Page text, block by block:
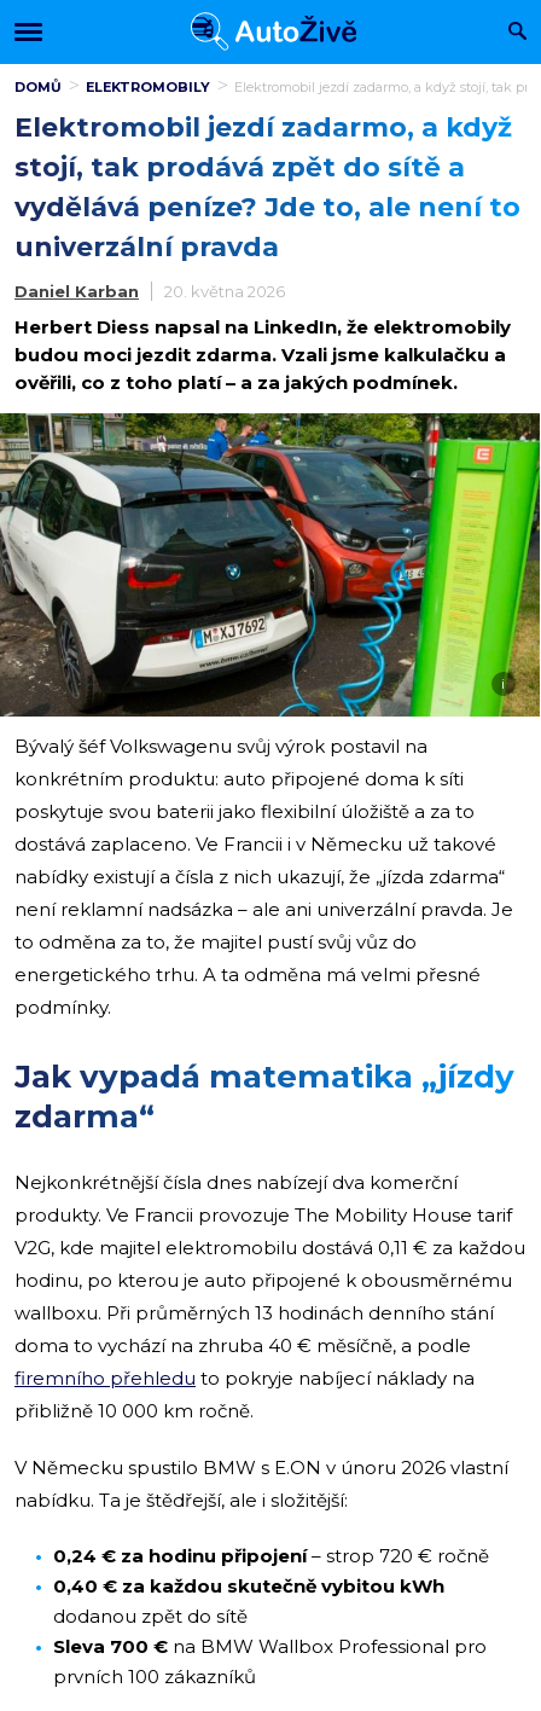
DOMŮ ELEKTROMOBILY Elektromobil jezdí zadarmo, a když stojí, tak
Elektromobil jezdí zadarmo, a když
stojí, tak prodává zpět do sítě a
vydělává peníze? Jde to, ale není to
univerzální pravda
Daniel Karban 20. května 2026
Herbert Diess napsal na LinkedIn, že elektromobily
budou moci jezdit zdarma. Vzali jsme kalkulačku a
ověřili, co z toho platí – a za jakých podmínek.
i
Bývalý šéf Volkswagenu svůj výrok postavil na
konkrétním produktu: auto připojené doma k síti
poskytuje svou baterii jako flexibilní úložiště a za to
dostává zaplaceno. Ve Francii i v Německu už takové
nabídky existují a čísla z nich ukazují, že „jízda zdarma“
není reklamní nadsázka – ale ani univerzální pravda. Je
to odměna za to, že majitel pustí svůj vůz do
energetického trhu. A ta odměna má velmi přesné
podmínky.
Jak vypadá matematika „jízdy
zdarma“
Nejkonkrétnější čísla dnes nabízejí dva komerční
produkty. Ve Francii provozuje The Mobility House tarif
V2G, kde majitel elektromobilu dostává 0,11 € za každou
hodinu, po kterou je auto připojené k obousměrnému
wallboxu. Při průměrných 13 hodinách denního stání
doma to vychází na zhruba 40 € měsíčně, a podle
firemního přehledu to pokryje nabíjecí náklady na
přibližně 10 000 km ročně.
V Německu spustilo BMW s E.ON v únoru 2026 vlastní
nabídku. Ta je štědřejší, ale i složitější:
0,24 € za hodinu připojení– strop 720 € ročně
0,40 € za každou skutečně vybitou kWh
dodanou zpět do sítě
Sleva 700 € na BMW Wallbox Professional pro
prvních 100 zákazníků